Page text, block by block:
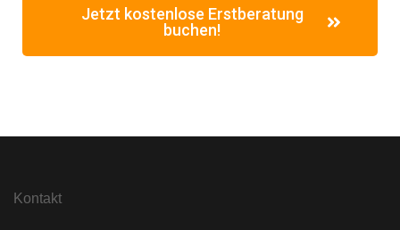
Jetzt kostenlose Erstberatung
buchen!
Kontakt